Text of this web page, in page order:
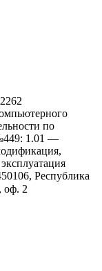
по
1.01 —
Республика
oф. 2